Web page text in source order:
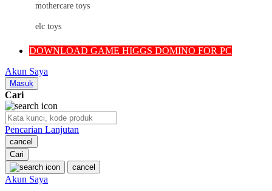
Oh Ma Grain
P
mothercare toys
elc toys
DOWNLOAD GAME HIGGS DOMINO FOR PC
Akun Saya
Masuk
Cari
Pencarian Lanjutan
cancel
Cari
cancel
Akun Saya